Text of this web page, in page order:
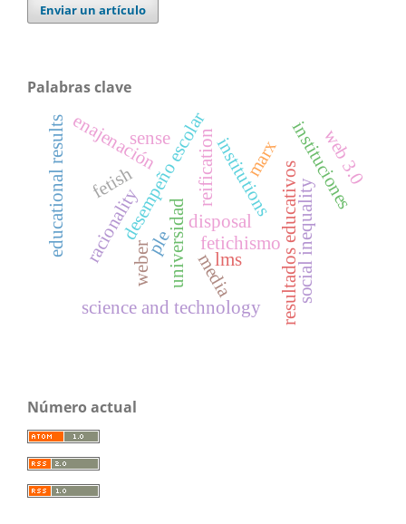
Enviar un artículo
Palabras clave
universidad fetichismoresultados educativos
desempeño escolar social inequality
racionalityweber
institutionsinstituciones
fetish
disposal
reification
enajenación marx
educational results
media
science and technology
ple
lms
web 3.0
sense
Número actual